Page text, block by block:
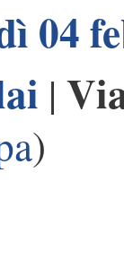
04
|
)